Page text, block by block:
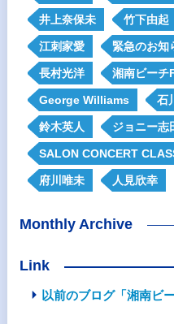
井上奈保未 竹下由起
江刺家愛 緊急のお知
長村光洋 湘南ビーチ
George Williams 石
鈴木英人 ジョニー志
SALON CONCERT
府川唯未 人見欣幸
Monthly Archive
Link
以前のブログ「湘南ビ